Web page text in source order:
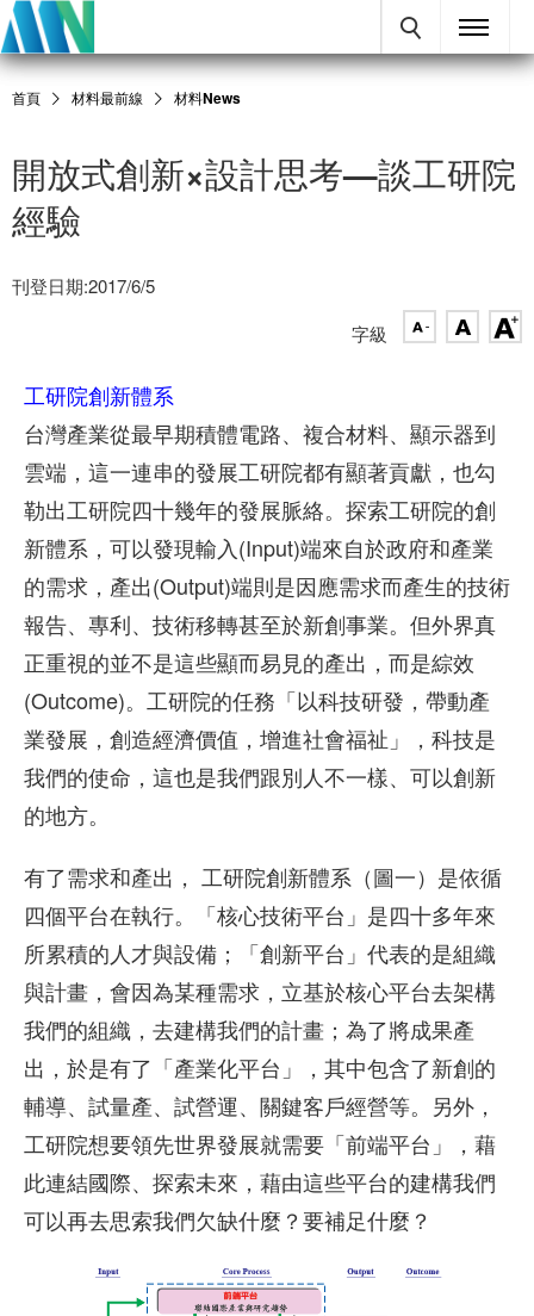
首頁 材料最前線 材料News
開放式創新×設計思考—談工研院
經驗
刊登日期:2017/6/5
字級
工研院創新體系
台灣產業從最早期積體電路、複合材料、顯示器到
雲端，這一連串的發展工研院都有顯著貢獻，也勾
勒出工研院四十幾年的發展脈絡。探索工研院的創
新體系，可以發現輸入(Input)端來自於政府和產業
的需求，產出(Output)端則是因應需求而產生的技術
報告、專利、技術移轉甚至於新創事業。但外界真
正重視的並不是這些顯而易見的產出，而是綜效
(Outcome)。工研院的任務「以科技研發，帶動產
業發展，創造經濟價值，增進社會福祉」，科技是
我們的使命，這也是我們跟別人不一樣、可以創新
的地方。
有了需求和產出， 工研院創新體系（圖一）是依循
四個平台在執行。「核心技術平台」是四十多年來
所累積的人才與設備；「創新平台」代表的是組織
與計畫，會因為某種需求，立基於核心平台去架構
我們的組織，去建構我們的計畫；為了將成果產
出，於是有了「產業化平台」，其中包含了新創的
輔導、試量產、試營運、關鍵客戶經營等。另外，
工研院想要領先世界發展就需要「前端平台」，藉
此連結國際、探索未來，藉由這些平台的建構我們
可以再去思索我們欠缺什麼？要補足什麼？